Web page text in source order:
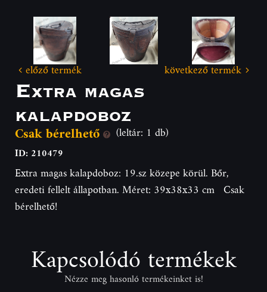
előző termék következő termék
Extra magas
kalapdoboz
Csak bérelhető (leltár: 1 db)
ID: 210479
Extra magas kalapdoboz: 19.sz közepe körül. Bőr,
eredeti fellelt állapotban. Méret: 39x38x33 cm Csak
bérelhető!
Kapcsolódó termékek
Nézze meg hasonló termékeinket is!